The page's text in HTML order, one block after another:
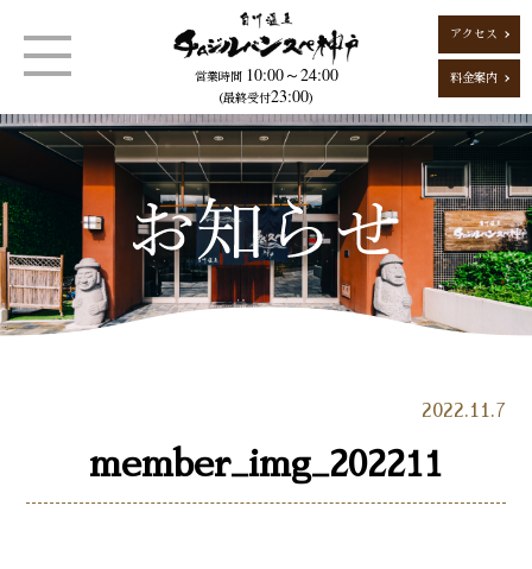
営業時間 10:00～24:00
（最終受付23:00）
アクセス
料金案内
2022.11.7
member_img_202211